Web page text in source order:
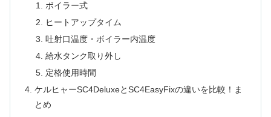
ボイラー式
ヒートアップタイム
吐射口温度・ボイラー内温度
給水タンク取り外し
定格使用時間
ケルヒャーSC4DeluxeとSC4EasyFixの違いを比較！ま
とめ